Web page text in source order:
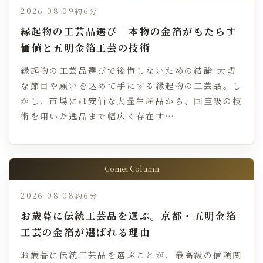
2026.08.09 約6分
縁起物の工芸品選び｜本物の金箔がもたらす
価値と五明金箔工芸の技術
縁起物の工芸品選びで後悔しないための結論 大切
な節目や願いを込めて手にする縁起物の工芸品。し
かし、市場には安価な大量生産品から、国宝級の技
術を用いた逸品まで幅広く存在す…
Gomei Column
2026.08.08 約6分
お歳暮に伝統工芸品を選ぶ。京都・五明金箔
工芸の金箔が選ばれる理由
お歳暮に伝統工芸品を選ぶことが、最高級の信頼関